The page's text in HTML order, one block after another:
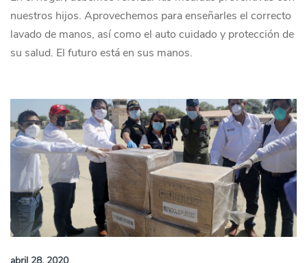
nuestros hijos. Aprovechemos para enseñarles el correcto
lavado de manos, así como el auto cuidado y protección de
su salud. El futuro está en sus manos.